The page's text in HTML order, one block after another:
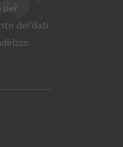
per
dei dati